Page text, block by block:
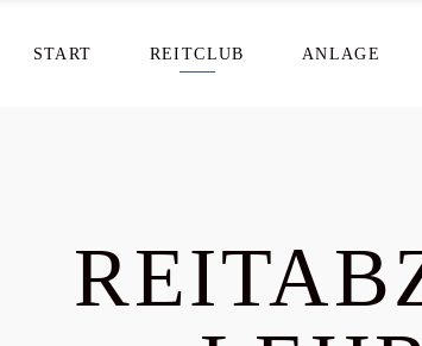
START REITCLUB ANLAGE